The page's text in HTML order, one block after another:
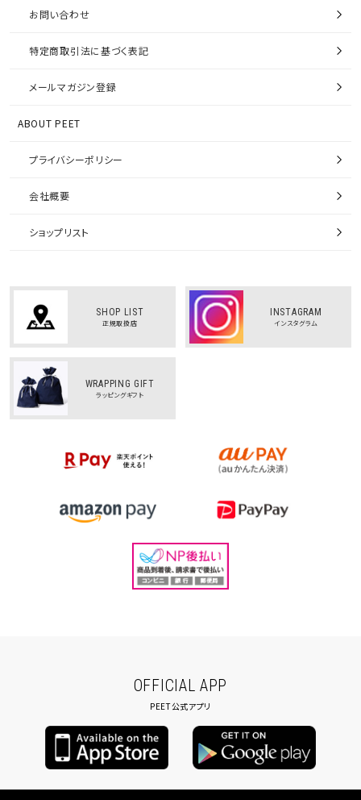
お問い合わせ
特定商取引法に基づく表記
メールマガジン登録
ABOUT PEET
プライバシーポリシー
会社概要
ショップリスト
SHOP LIST
正規取扱店
INSTAGRAM
インスタグラム
WRAPPING GIFT
ラッピングギフト
OFFICIAL APP
PEET公式アプリ